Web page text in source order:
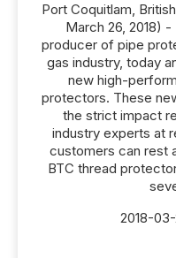
Port Coquitlam,
March 26, 2018)
producer of pipe
gas industry, today
new high-
protectors. These
the strict impact
industry experts at
customers can rest
BTC thread
2018-